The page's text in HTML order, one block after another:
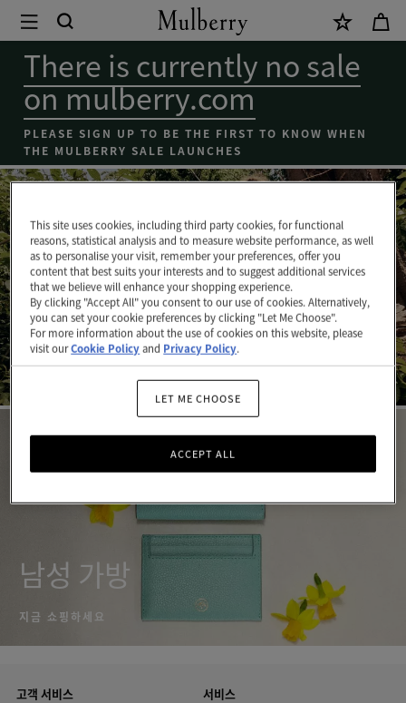
Coming
Soon
Mulberry
bags
sale
|
Mulberry
There is currently no sale
on mulberry.com
PLEASE SIGN UP TO BE THE FIRST TO KNOW WHEN
THE MULBERRY SALE LAUNCHES
신상품
남성 가방
지금 쇼핑하세요
고객 서비스
서비스
This site uses cookies, including third party cookies, for functional
reasons, statistical analysis and to measure website performance, as well
as to personalise your visit, remember your preferences, offer you
content that best suits your interests and to suggest additional services
that we believe will enhance your shopping experience.
By clicking "Accept All" you consent to our use of cookies. Alternatively,
you can set your cookie preferences by clicking "Let Me Choose".
For more information about the use of cookies on this website, please
visit ourCookie Policyand Privacy Policy.
LET ME CHOOSE
ACCEPT ALL